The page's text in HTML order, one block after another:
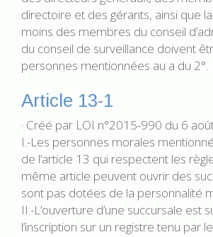
directoire et des gérants, ainsi que
moins des membres du conseil
du conseil de surveillance doivent
personnes mentionnées au a du 2°.
Article 13-1
· Créé par LOI n°2015-990 du 6
I.-Les personnes morales
de l’article 13 qui respectent les
même article peuvent ouvrir des
sont pas dotées de la personnalité
II.-L’ouverture d’une succursale est
l’inscription sur un registre tenu par